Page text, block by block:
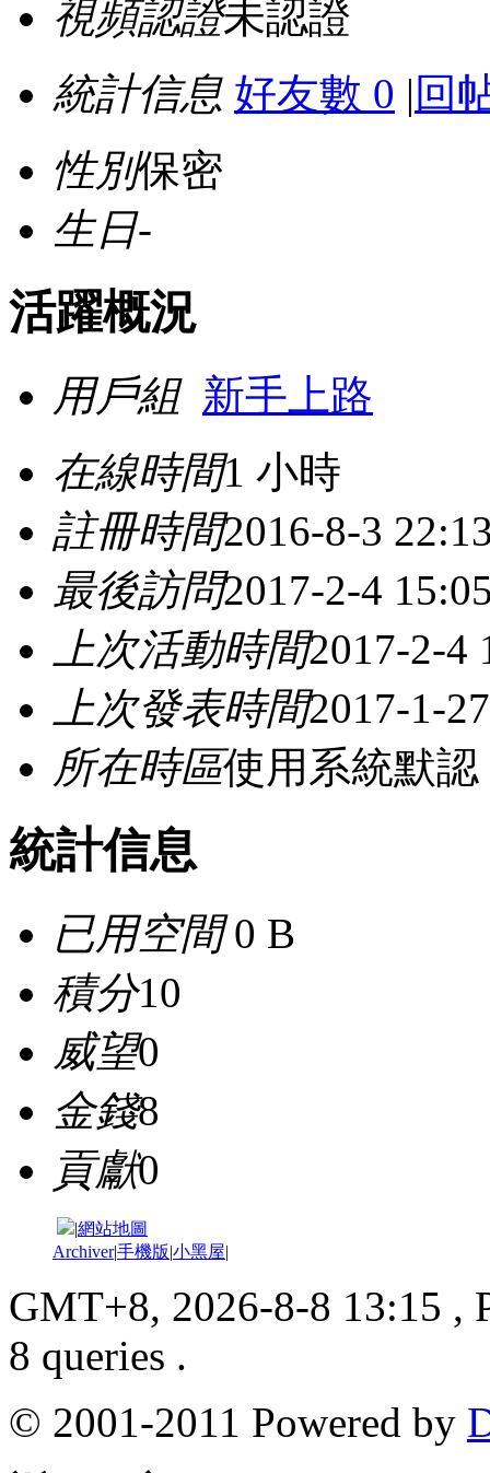
視頻認證未認證
統計信息 好友數 0 | 回
性別保密
生日-
活躍概況
用戶組 新手上路
在線時間1 小時
註冊時間2016-8-3
最後訪問2017-2-4
上次活動時間2017-2-4
上次發表時間2017-1-
所在時區使用系統默認
統計信息
已用空間0 B
積分10
威望0
金錢8
貢獻0
|網站地圖
Archiver|手機版|小黑屋|
GMT+8, 2026-8-8 13:15 ,
8 queries .
© 2001-2011 Powered by